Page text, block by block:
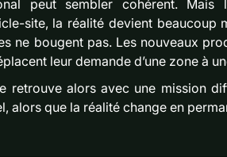
peut sembler cohérent.
site, la réalité devient beaucoup
ne bougent pas. Les nouveaux
leur demande d’une zone à
retrouve alors avec une mission
alors que la réalité change en